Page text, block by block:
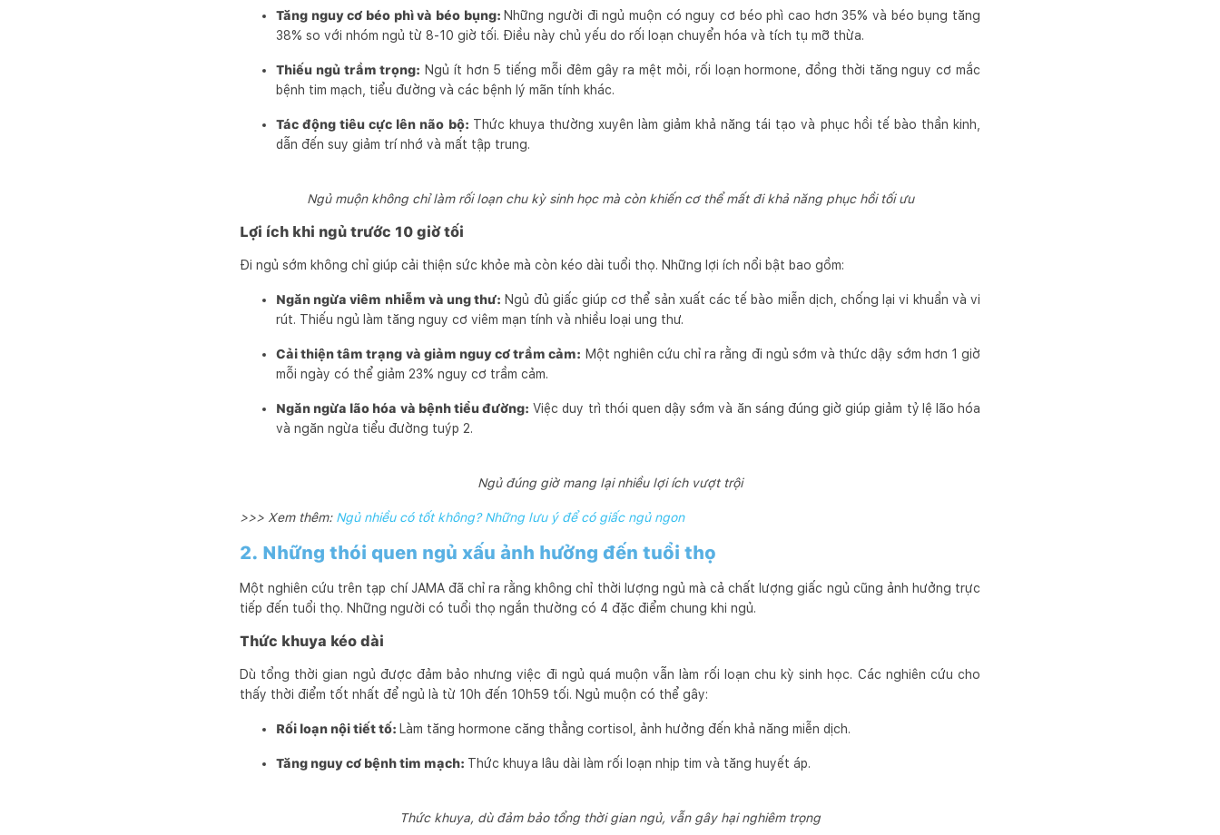
Tăng nguy cơ béo phì và béo bụng: Những người đi ngủ muộn có nguy cơ béo phì cao hơn 35% và béo bụng tăng
38% so với nhóm ngủ từ 8-10 giờ tối. Điều này chủ yếu do rối loạn chuyển hóa và tích tụ mỡ thừa.
Thiếu ngủ trầm trọng: Ngủ ít hơn 5 tiếng mỗi đêm gây ra mệt mỏi, rối loạn hormone, đồng thời tăng nguy cơ mắc
bệnh tim mạch, tiểu đường và các bệnh lý mãn tính khác.
Tác động tiêu cực lên não bộ: Thức khuya thường xuyên làm giảm khả năng tái tạo và phục hồi tế bào thần kinh,
dẫn đến suy giảm trí nhớ và mất tập trung.
Ngủ muộn không chỉ làm rối loạn chu kỳ sinh học mà còn khiến cơ thể mất đi khả năng phục hồi tối ưu
Lợi ích khi ngủ trước 10 giờ tối
Đi ngủ sớm không chỉ giúp cải thiện sức khỏe mà còn kéo dài tuổi thọ. Những lợi ích nổi bật bao gồm:
Ngăn ngừa viêm nhiễm và ung thư: Ngủ đủ giấc giúp cơ thể sản xuất các tế bào miễn dịch, chống lại vi khuẩn và vi
rút. Thiếu ngủ làm tăng nguy cơ viêm mạn tính và nhiều loại ung thư.
Cải thiện tâm trạng và giảm nguy cơ trầm cảm: Một nghiên cứu chỉ ra rằng đi ngủ sớm và thức dậy sớm hơn 1 giờ
mỗi ngày có thể giảm 23% nguy cơ trầm cảm.
Ngăn ngừa lão hóa và bệnh tiểu đường: Việc duy trì thói quen dậy sớm và ăn sáng đúng giờ giúp giảm tỷ lệ lão hóa
và ngăn ngừa tiểu đường tuýp 2.
Ngủ đúng giờ mang lại nhiều lợi ích vượt trội
>>> Xem thêm: Ngủ nhiều có tốt không? Những lưu ý để có giấc ngủ ngon
2. Những thói quen ngủ xấu ảnh hưởng đến tuổi thọ
Một nghiên cứu trên tạp chí JAMA đã chỉ ra rằng không chỉ thời lượng ngủ mà cả chất lượng giấc ngủ cũng ảnh hưởng trực
tiếp đến tuổi thọ. Những người có tuổi thọ ngắn thường có 4 đặc điểm chung khi ngủ.
Thức khuya kéo dài
Dù tổng thời gian ngủ được đảm bảo nhưng việc đi ngủ quá muộn vẫn làm rối loạn chu kỳ sinh học. Các nghiên cứu cho
thấy thời điểm tốt nhất để ngủ là từ 10h đến 10h59 tối. Ngủ muộn có thể gây:
Rối loạn nội tiết tố: Làm tăng hormone căng thẳng cortisol, ảnh hưởng đến khả năng miễn dịch.
Tăng nguy cơ bệnh tim mạch: Thức khuya lâu dài làm rối loạn nhịp tim và tăng huyết áp.
Thức khuya, dù đảm bảo tổng thời gian ngủ, vẫn gây hại nghiêm trọng